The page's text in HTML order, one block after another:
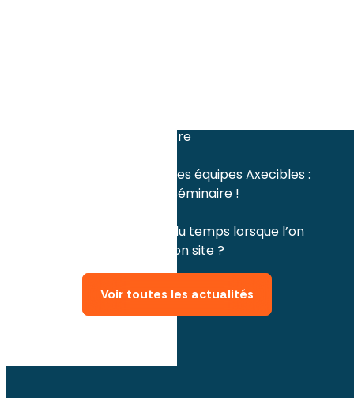
Semaine du bien-être
Les engagements des équipes Axecibles :
renouvelés lors du séminaire !
Comment gagner du temps lorsque l’on
veut rédiger pour son site ?
Voir toutes les actualités